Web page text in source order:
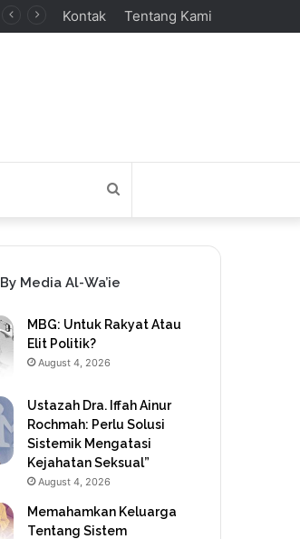
Kontak Tentang Kami
for
By Media Al-Wa’ie
MBG: Untuk Rakyat Atau
Elit Politik?
August 4, 2026
Ustazah Dra. Iffah Ainur
Rochmah: Perlu Solusi
Sistemik Mengatasi
Kejahatan Seksual”
August 4, 2026
Memahamkan Keluarga
Tentang Sistem